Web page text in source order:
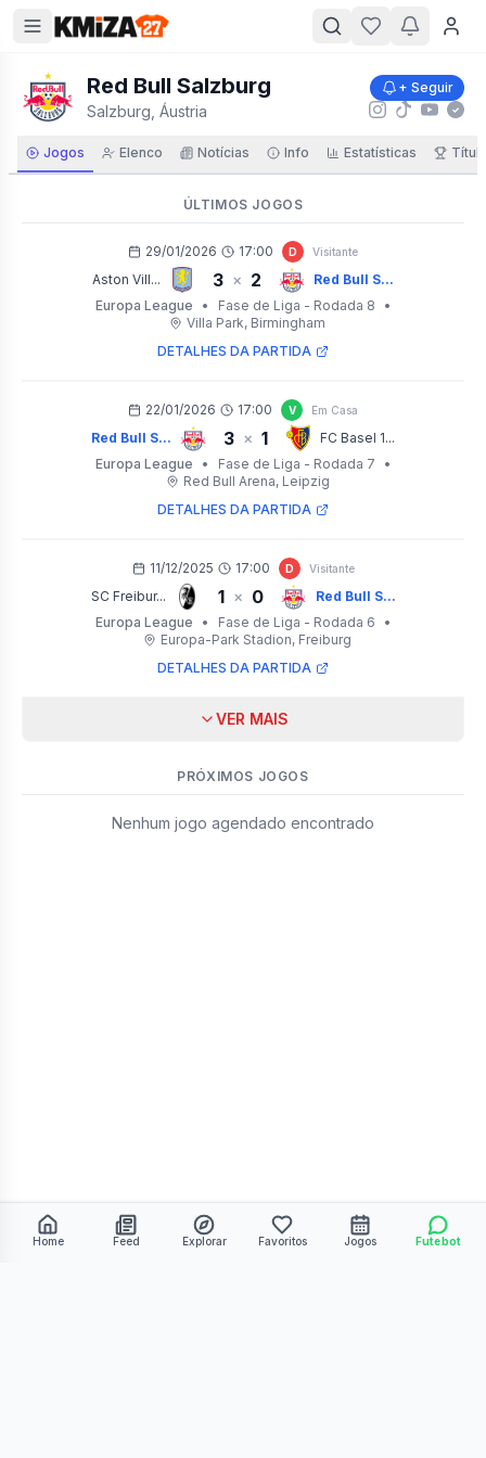
Red Bull Salzburg
Salzburg, Áustria
+ Seguir
Jogos Elenco Notícias Info Estatísticas
ÚLTIMOS JOGOS
29/01/2026 17:00 D Visitante
Aston Vill... 3 × 2
Red Bull S...
Europa League
• Fase de Liga - Rodada 8
•
Villa Park, Birmingham
DETALHES DA PARTIDA
22/01/2026 17:00 V Em Casa
Red Bull S... 3 × 1
FC Basel 1...
Europa League
• Fase de Liga - Rodada 7
•
Red Bull Arena, Leipzig
DETALHES DA PARTIDA
11/12/2025 17:00 D Visitante
SC Freibur... 1 × 0
Red Bull S...
Europa League
• Fase de Liga - Rodada 6
•
Europa-Park Stadion, Freiburg
DETALHES DA PARTIDA
VER MAIS
PRÓXIMOS JOGOS
Nenhum jogo agendado encontrado
Home Feed Explorar Favoritos Jogos Futebot